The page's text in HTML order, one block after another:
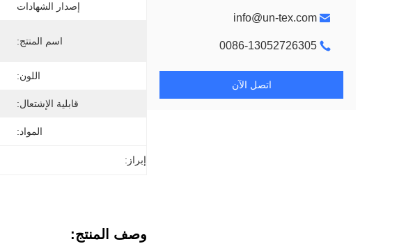
info@un-tex.com
0086-13052726305
اتصل الآن
إصدار الشهادات
اسم المنتج:
اللون:
قابلية الإشتعال:
المواد:
إبراز:
وصف المنتج: